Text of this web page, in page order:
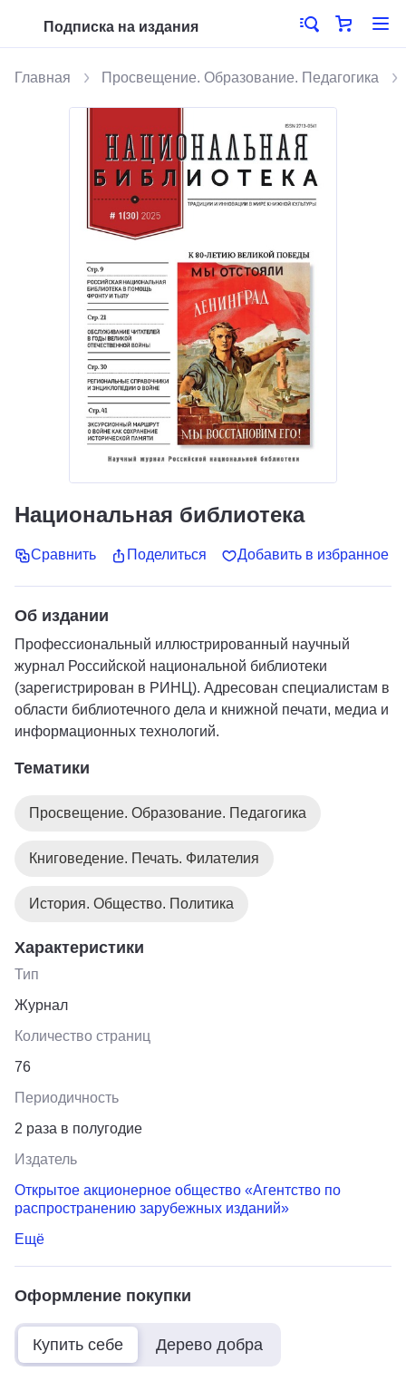
Подписка на издания
Главная Просвещение. Образование. Педагогика
Национальная библиотека
Сравнить Поделиться Добавить в избранное
Об издании
Профессиональный иллюстрированный научный
журнал Российской национальной библиотеки
(зарегистрирован в РИНЦ). Адресован специалистам в
области библиотечного дела и книжной печати, медиа и
информационных технологий.
Тематики
Просвещение. Образование. Педагогика
Книговедение. Печать. Филателия
История. Общество. Политика
Характеристики
Тип
Журнал
Количество страниц
76
Периодичность
2 раза в полугодие
Издатель
Открытое акционерное общество «Агентство по
распространению зарубежных изданий»
Ещё
Оформление покупки
Купить себе Дерево добра